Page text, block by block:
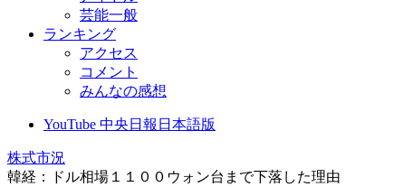
芸能一般
ランキング
アクセス
コメント
みんなの感想
YouTube 中央日報日本語版
株式市況
韓経：ドル相場１１００ウォン台まで下落した理由